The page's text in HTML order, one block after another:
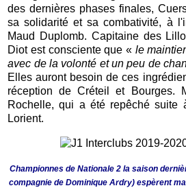
des dernières phases finales,
sa solidarité et sa combativité, à
Maud Duplomb. Capitaine des
Diot est consciente que « le
avec de la volonté et un peu de
Elles auront besoin de ces
réception de Créteil et Bourges.
Rochelle, qui a été repêché suite
Lorient.
Championnes de Nationale 2 la saison
compagnie de Dominique Ardry) espèrent